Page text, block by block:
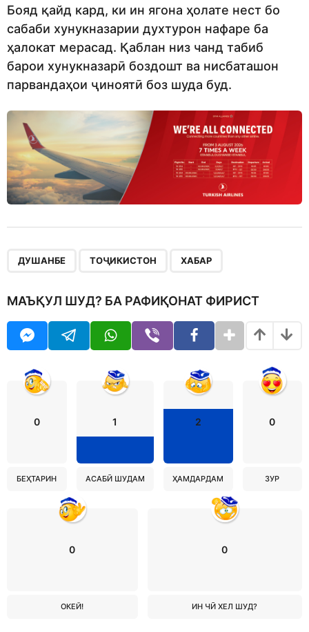
Бояд қайд кард, ки ин ягона ҳолате нест бо
сабаби хунукназарии духтурон нафаре ба
ҳалокат мерасад. Қаблан низ чанд табиб
барои хунукназарӣ боздошт ва нисбаташон
парвандаҳои ҷиноятӣ боз шуда буд.
ДУШАНБЕ ТОҶИКИСТОН ХАБАР
МАЪҚУЛ ШУД? БА РАФИҚОНАТ ФИРИСТ
0
БЕҲТАРИН
1
АСАБӢ ШУДАМ
2
ҲАМДАРДАМ
0
ЗУР
0
ОКЕЙ!
0
ИН ЧӢ ХЕЛ ШУД?